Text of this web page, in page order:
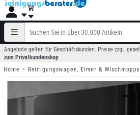
Angebote gelten für Geschäftskunden. Preise zzgl.
zum Privatkundenshop
Home
Reinigungswagen, Eimer & Wischmopps